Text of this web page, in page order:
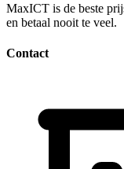
MaxICT is de beste
en betaal nooit te veel.
Contact